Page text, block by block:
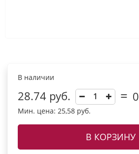
В наличии
28.74 руб. 0
Мин. цена: 25,58 руб.
В КОРЗИНУ